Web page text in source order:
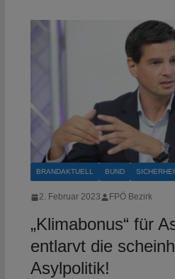
BRANDAKTUELL BUND
2. Februar 2023 FPÖ Bezirk
„Klimabonus“ für
entlarvt die
Asylpolitik!